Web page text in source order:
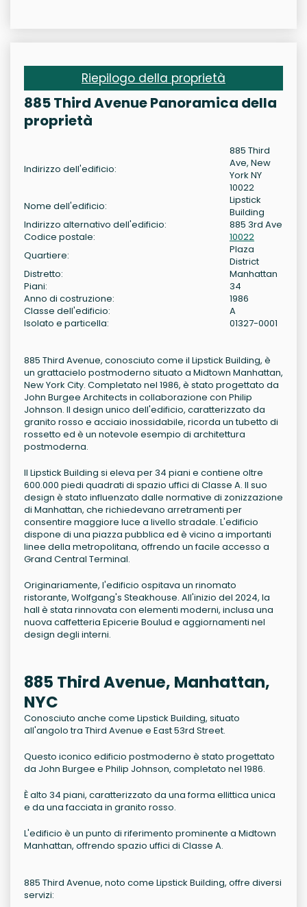
Riepilogo della proprietà
885 Third Avenue Panoramica della
proprietà
Indirizzo dell'edificio:
885 Third
Ave, New
York NY
10022
Nome dell'edificio:
Lipstick
Building
Indirizzo alternativo dell'edificio:
885 3rd Ave
Codice postale:
10022
Quartiere:
Plaza
District
Distretto:
Manhattan
Piani:
34
Anno di costruzione:
1986
Classe dell'edificio:
A
Isolato e particella:
01327-0001
885 Third Avenue, conosciuto come il Lipstick Building, è
un grattacielo postmoderno situato a Midtown Manhattan,
New York City. Completato nel 1986, è stato progettato da
John Burgee Architects in collaborazione con Philip
Johnson. Il design unico dell'edificio, caratterizzato da
granito rosso e acciaio inossidabile, ricorda un tubetto di
rossetto ed è un notevole esempio di architettura
postmoderna.
Il Lipstick Building si eleva per 34 piani e contiene oltre
600.000 piedi quadrati di spazio uffici di Classe A. Il suo
design è stato influenzato dalle normative di zonizzazione
di Manhattan, che richiedevano arretramenti per
consentire maggiore luce a livello stradale. L'edificio
dispone di una piazza pubblica ed è vicino a importanti
linee della metropolitana, offrendo un facile accesso a
Grand Central Terminal.
Originariamente, l'edificio ospitava un rinomato
ristorante, Wolfgang's Steakhouse. All'inizio del 2024, la
hall è stata rinnovata con elementi moderni, inclusa una
nuova caffetteria Epicerie Boulud e aggiornamenti nel
design degli interni.
885 Third Avenue, Manhattan,
NYC
Conosciuto anche come Lipstick Building, situato
all'angolo tra Third Avenue e East 53rd Street.
Questo iconico edificio postmoderno è stato progettato
da John Burgee e Philip Johnson, completato nel 1986.
È alto 34 piani, caratterizzato da una forma ellittica unica
e da una facciata in granito rosso.
L'edificio è un punto di riferimento prominente a Midtown
Manhattan, offrendo spazio uffici di Classe A.
885 Third Avenue, noto come Lipstick Building, offre diversi
servizi: